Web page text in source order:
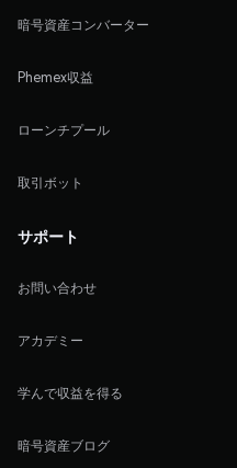
暗号資産コンバーター
Phemex収益
ローンチプール
取引ボット
サポート
お問い合わせ
アカデミー
学んで収益を得る
暗号資産ブログ